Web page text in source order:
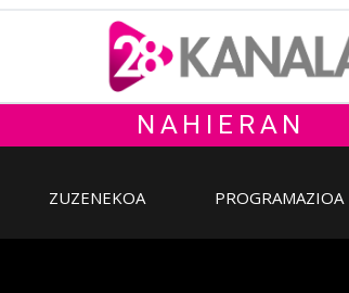
NAHIERAN
ZUZENEKOA PROGRAMAZIOA